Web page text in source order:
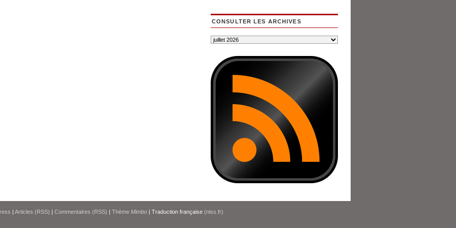
CONSULTER LES ARCHIVES
| Articles (RSS) | Commentaires (RSS) | Thème Mimbo | Traduction française (niss.fr)